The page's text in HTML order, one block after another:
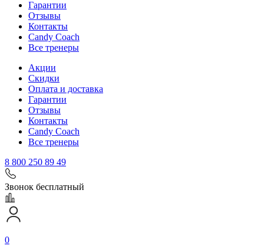
Гарантии
Отзывы
Контакты
Candy Coach
Все тренеры
Акции
Скидки
Оплата и доставка
Гарантии
Отзывы
Контакты
Candy Coach
Все тренеры
8 800 250 89 49
Звонок бесплатный
0